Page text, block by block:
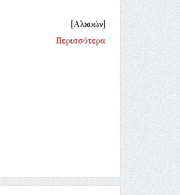
[Αλκυών]
Περισσότερα